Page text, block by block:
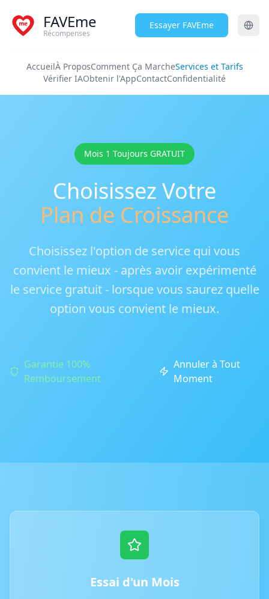
FAVEme
Récompenses
Essayer FAVEme
AccueilÀ ProposComment Ça MarcheServices et Tarifs
Vérifier IAObtenir l'AppContactConfidentialité
Mois 1 Toujours GRATUIT
Choisissez Votre
Plan de Croissance
Choisissez l'option de service qui vous
convient le mieux - après avoir expérimenté
le service gratuit - lorsque vous saurez quelle
option vous convient le mieux.
Garantie 100%
Remboursement
Annuler à Tout
Moment
Essai d'un Mois